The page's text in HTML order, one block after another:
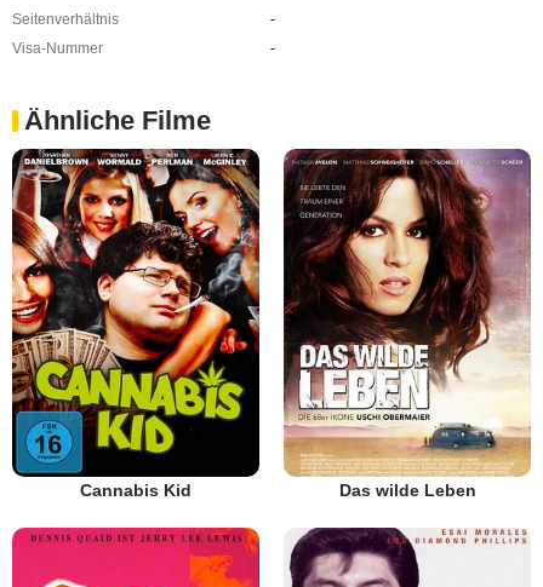
Seitenverhältnis
-
Visa-Nummer
-
Ähnliche Filme
Cannabis Kid Das wilde Leben